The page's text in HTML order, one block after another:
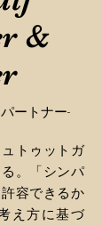
&
ートナー-
トゥットガ
。「シンパ
容できるか
え方に基づ